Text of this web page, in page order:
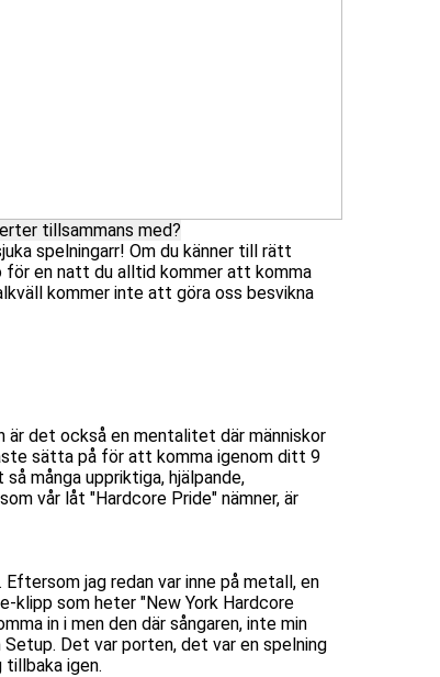
tillsammans med?
spelningarr! Om du känner till rätt
för en natt du alltid kommer att komma
kommer inte att göra oss besvikna
är det också en mentalitet där människor
sätta på för att komma igenom ditt 9
många uppriktiga, hjälpande,
vår låt "Hardcore Pride" nämner, är
jag redan var inne på metall, en
klipp som heter "New York Hardcore
in i men den där sångaren, inte min
Det var porten, det var en spelning
igen.